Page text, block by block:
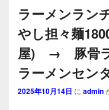
ラーメンラン
やし担々麺
屋) → 豚骨ラ
ラーメンセン
2025年10月14日 に admin